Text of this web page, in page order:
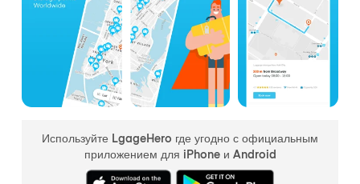
Используйте LgageHero где угодно с официальным
приложением для iPhone и Android